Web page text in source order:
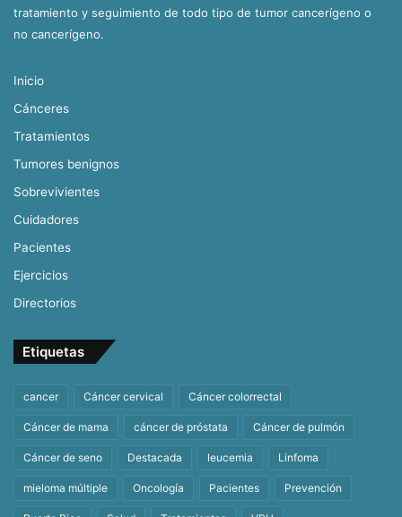
tratamiento y seguimiento de todo tipo de tumor cancerígeno o
no cancerígeno.
Inicio
Cánceres
Tratamientos
Tumores benignos
Sobrevivientes
Cuidadores
Pacientes
Ejercicios
Directorios
Etiquetas
cancer Cáncer cervical Cáncer colorrectal
Cáncer de mama cáncer de próstata Cáncer de pulmón
Cáncer de seno Destacada leucemia Linfoma
mieloma múltiple Oncología Pacientes Prevención